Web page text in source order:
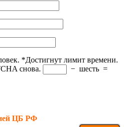
*Достигнут лимит времени.
снова.
− шесть =
ЦБ РФ